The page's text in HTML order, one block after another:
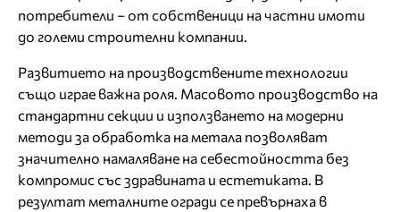
потребители – от собственици на частни имоти
до големи строителни компании.
Развитието на производствените технологии
също играе важна роля. Масовото производство на
стандартни секции и използването на модерни
методи за обработка на метала позволяват
значително намаляване на себестойността без
компромис със здравината и естетиката. В
резултат металните огради се превърнаха в